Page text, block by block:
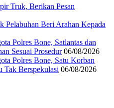
Truk, Berikan Pesan
Pelabuhan Beri Arahan Kepada
Polres Bone, Satlantas dan
Sesuai Prosedur 06/08/2026
Polres Bone, Satu Korban
Tak Berspekulasi 06/08/2026